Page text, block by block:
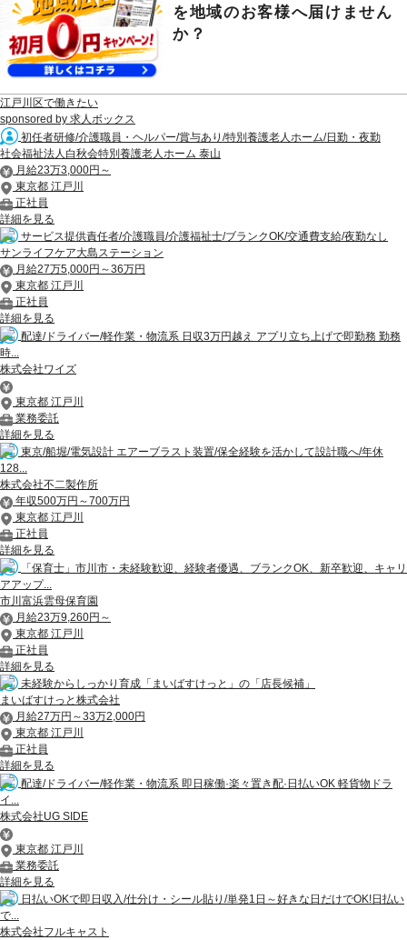
を地域のお客様へ届けません
か？
江戸川区で働きたい
sponsored by 求人ボックス
初任者研修/介護職員・ヘルパー/賞与あり/特別養護老人ホーム/日勤・夜勤
社会福祉法人白秋会特別養護老人ホーム 泰山
月給23万3,000円～
東京都 江戸川
正社員
詳細を見る
サービス提供責任者/介護職員/介護福祉士/ブランクOK/交通費支給/夜勤なし
サンライフケア大島ステーション
月給27万5,000円～36万円
東京都 江戸川
正社員
詳細を見る
配達/ドライバー/軽作業・物流系 日収3万円越え アプリ立ち上げで即勤務 勤務
時...
株式会社ワイズ
東京都 江戸川
業務委託
詳細を見る
東京/船堀/電気設計 エアーブラスト装置/保全経験を活かして設計職へ/年休
128...
株式会社不二製作所
年収500万円～700万円
東京都 江戸川
正社員
詳細を見る
「保育士」市川市・未経験歓迎、経験者優遇、ブランクOK、新卒歓迎、キャリ
アアップ...
市川富浜雲母保育園
月給23万9,260円～
東京都 江戸川
正社員
詳細を見る
未経験からしっかり育成「まいばすけっと」の「店長候補」
まいばすけっと株式会社
月給27万円～33万2,000円
東京都 江戸川
正社員
詳細を見る
配達/ドライバー/軽作業・物流系 即日稼働·楽々置き配·日払いOK 軽貨物ドラ
イ...
株式会社UG SIDE
東京都 江戸川
業務委託
詳細を見る
日払いOKで即日収入/仕分け・シール貼り/単発1日～好きな日だけでOK!日払い
で...
株式会社フルキャスト